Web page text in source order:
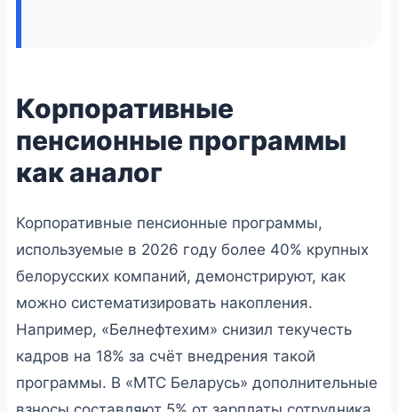
Корпоративные
пенсионные программы
как аналог
Корпоративные пенсионные программы,
используемые в 2026 году более 40% крупных
белорусских компаний, демонстрируют, как
можно систематизировать накопления.
Например, «Белнефтехим» снизил текучесть
кадров на 18% за счёт внедрения такой
программы. В «МТС Беларусь» дополнительные